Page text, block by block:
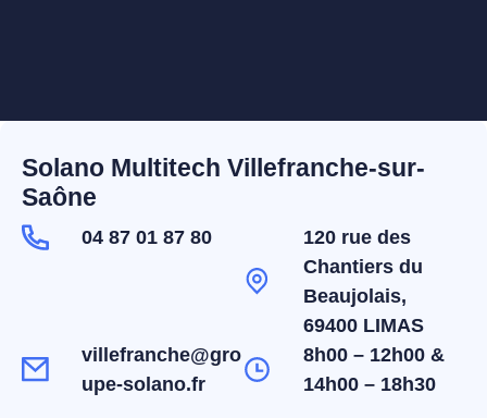
Solano Multitech Villefranche-sur-
Saône
04 87 01 87 80
120 rue des
Chantiers du
Beaujolais,
69400 LIMAS
villefranche@gro
upe-solano.fr
8h00 – 12h00 &
14h00 – 18h30